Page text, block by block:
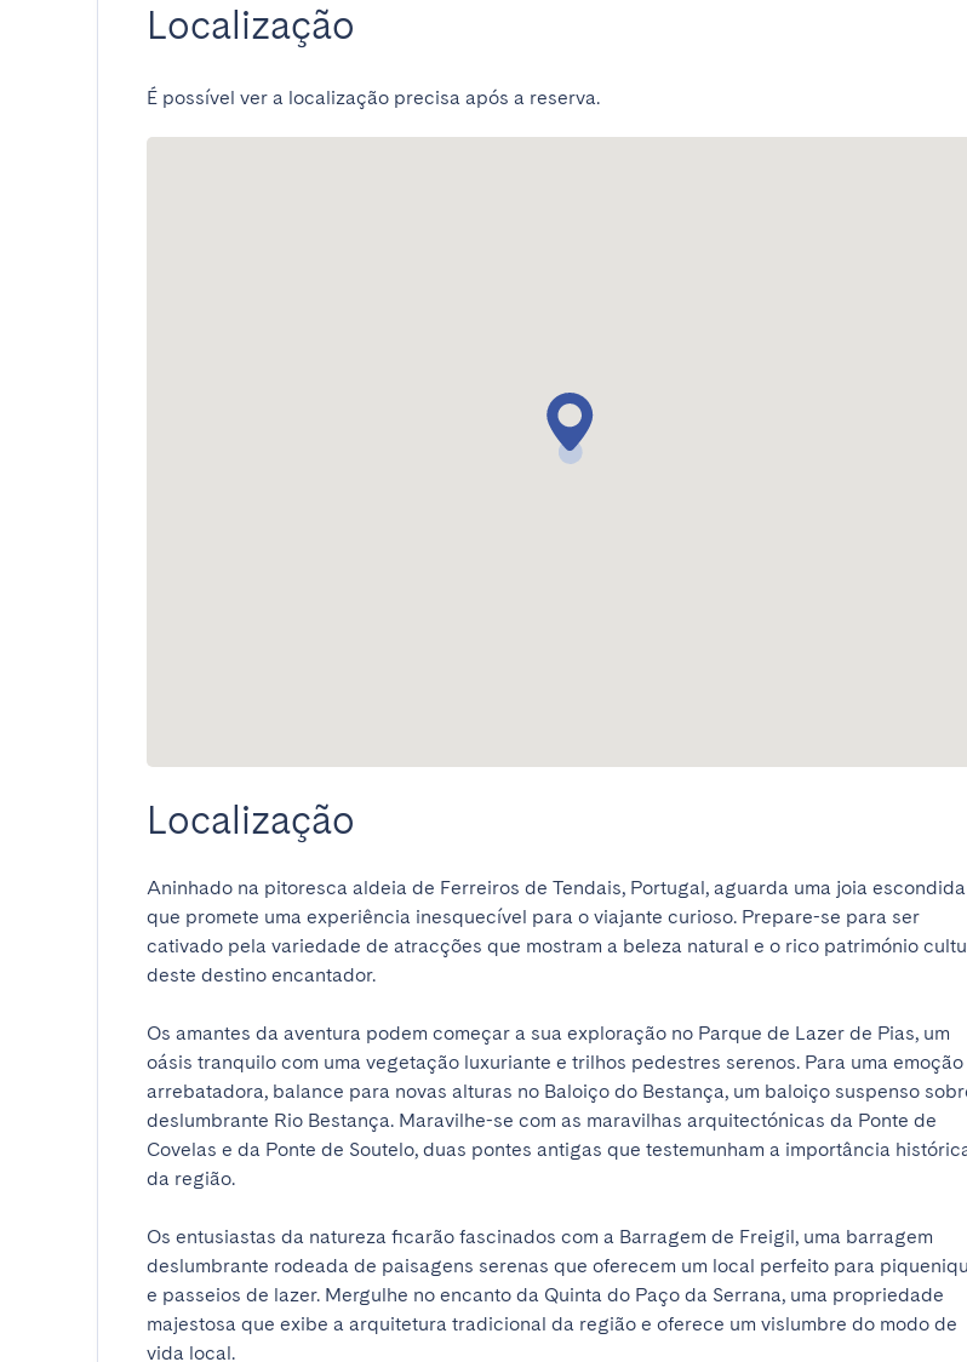
Localização
É possível ver a localização precisa após a reserva.
Localização
Aninhado na pitoresca aldeia de Ferreiros de Tendais, Portugal, aguarda uma joia escondida
que promete uma experiência inesquecível para o viajante curioso. Prepare-se para ser
cativado pela variedade de atracções que mostram a beleza natural e o rico património
deste destino encantador.
Os amantes da aventura podem começar a sua exploração no Parque de Lazer de Pias, um
oásis tranquilo com uma vegetação luxuriante e trilhos pedestres serenos. Para uma emoção
arrebatadora, balance para novas alturas no Baloiço do Bestança, um baloiço suspenso
deslumbrante Rio Bestança. Maravilhe-se com as maravilhas arquitectónicas da Ponte de
Covelas e da Ponte de Soutelo, duas pontes antigas que testemunham a importância
da região.
Os entusiastas da natureza ficarão fascinados com a Barragem de Freigil, uma barragem
deslumbrante rodeada de paisagens serenas que oferecem um local perfeito para
e passeios de lazer. Mergulhe no encanto da Quinta do Paço da Serrana, uma propriedade
majestosa que exibe a arquitetura tradicional da região e oferece um vislumbre do modo de
vida local.